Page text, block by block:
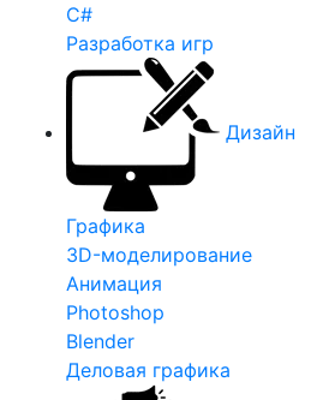
C#
Разработка игр
Дизайн
Графика
3D-моделирование
Анимация
Photoshop
Blender
Деловая графика